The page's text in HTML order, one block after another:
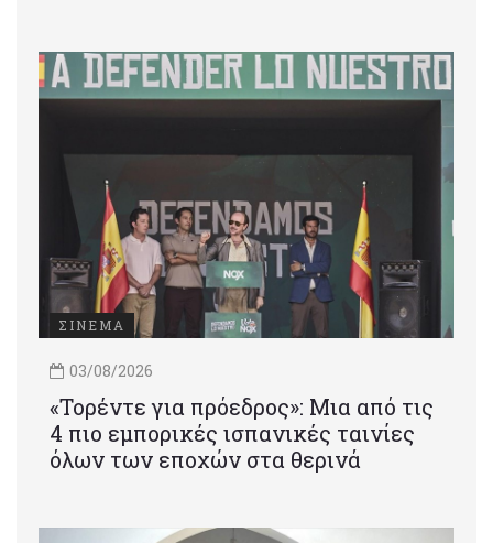
ΣΙΝΕΜΑ
03/08/2026
«Τορέντε για πρόεδρος»: Mια από τις
4 πιο εμπορικές ισπανικές ταινίες
όλων των εποχών στα θερινά